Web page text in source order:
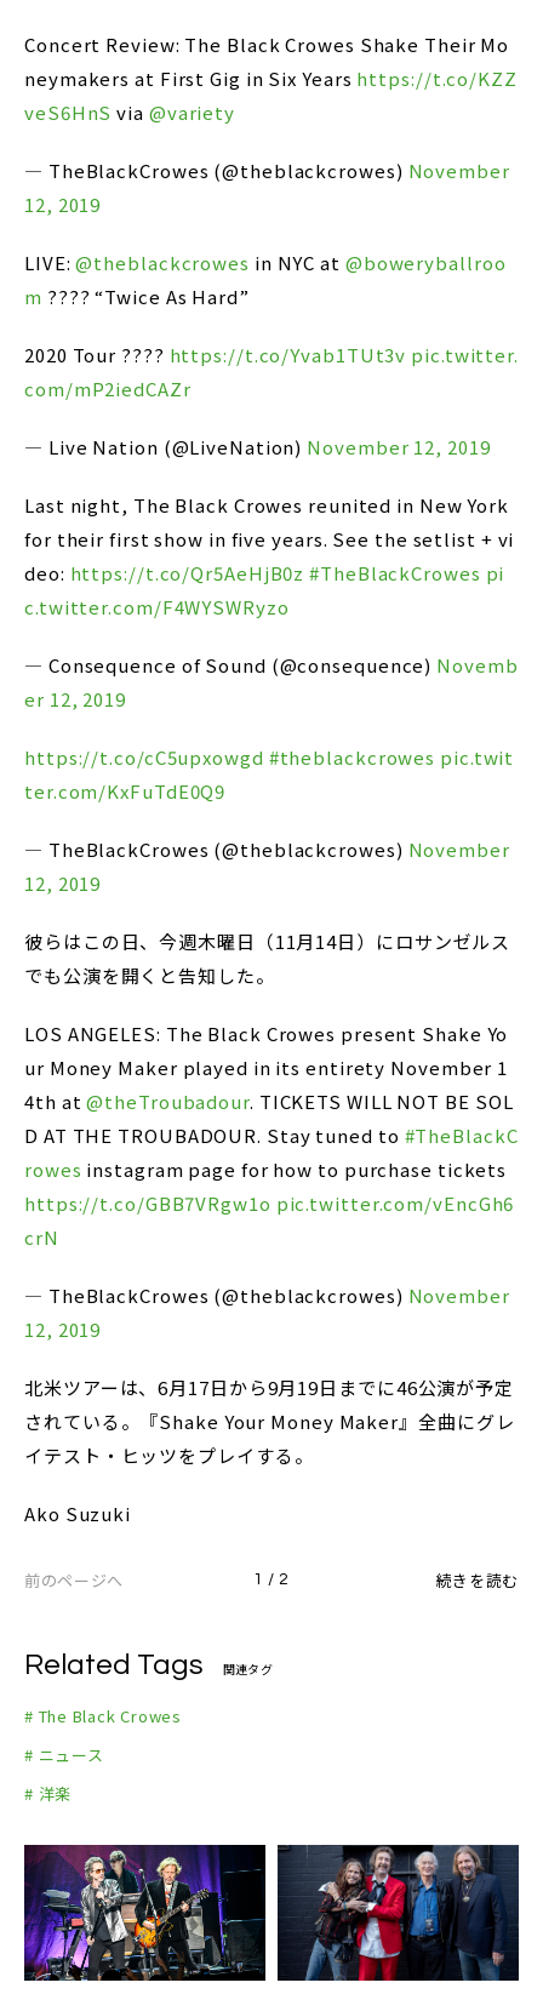
Concert Review: The Black Crowes Shake Their Mo
neymakers at First Gig in Six Years https://t.co/KZZ
veS6HnS via @variety
— TheBlackCrowes (@theblackcrowes) November
12, 2019
LIVE:@theblackcrowes in NYC at @boweryballroo
m ???? “Twice As Hard”
2020 Tour ???? https://t.co/Yvab1TUt3v pic.twitter.
com/mP2iedCAZr
— Live Nation (@LiveNation) November 12, 2019
Last night, The Black Crowes reunited in New York
for their first show in five years. See the setlist + vi
deo: https://t.co/Qr5AeHjB0z #TheBlackCrowes pi
c.twitter.com/F4WYSWRyzo
— Consequence of Sound (@consequence) Novemb
er 12, 2019
https://t.co/cC5upxowgd #theblackcrowes pic.twit
ter.com/KxFuTdE0Q9
— TheBlackCrowes (@theblackcrowes) November
12, 2019
彼らはこの日、今週木曜日（11月14日）にロサンゼルス
でも公演を開くと告知した。
LOS ANGELES: The Black Crowes present Shake Yo
ur Money Maker played in its entirety November 1
4th at@theTroubadour. TICKETS WILL NOT BE SOL
D AT THE TROUBADOUR. Stay tuned to #TheBlackC
rowes instagram page for how to purchase tickets
https://t.co/GBB7VRgw1o pic.twitter.com/vEncGh6
crN
— TheBlackCrowes (@theblackcrowes) November
12, 2019
北米ツアーは、6月17日から9月19日までに46公演が予定
されている。『Shake Your Money Maker』全曲にグレ
イテスト・ヒッツをプレイする。
Ako Suzuki
前のページへ 1 / 2 続きを読む
Related Tags 関連タグ
# The Black Crowes
# ニュース
# 洋楽